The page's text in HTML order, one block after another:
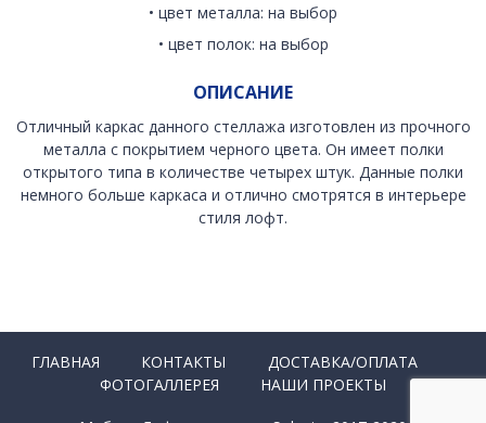
• цвет металла: на выбор
• цвет полок: на выбор
ОПИСАНИЕ
Отличный каркас данного стеллажа изготовлен из прочного
металла с покрытием черного цвета. Он имеет полки
открытого типа в количестве четырех штук. Данные полки
немного больше каркаса и отлично смотрятся в интерьере
стиля лофт.
ГЛАВНАЯ КОНТАКТЫ
ДОСТАВКА/ОПЛАТА
ФОТОГАЛЛЕРЕЯ
НАШИ ПРОЕКТЫ